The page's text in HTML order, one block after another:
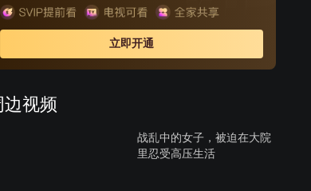
立即开通
边视频
战乱中的女子，被迫在大院
里忍受高压生活